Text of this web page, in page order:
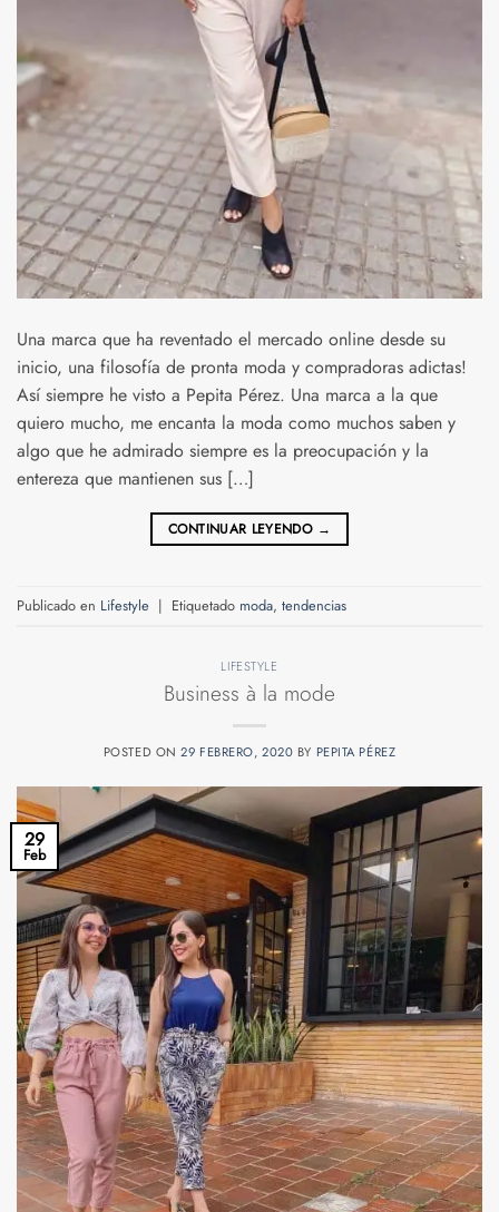
Una marca que ha reventado el mercado online desde su
inicio, una filosofía de pronta moda y compradoras adictas!
Así siempre he visto a Pepita Pérez. Una marca a la que
quiero mucho, me encanta la moda como muchos saben y
algo que he admirado siempre es la preocupación y la
entereza que mantienen sus […]
CONTINUAR LEYENDO →
Publicado en Lifestyle | Etiquetado moda, tendencias
LIFESTYLE
Business à la mode
POSTED ON29 FEBRERO, 2020 BY PEPITA PÉREZ
29
Feb